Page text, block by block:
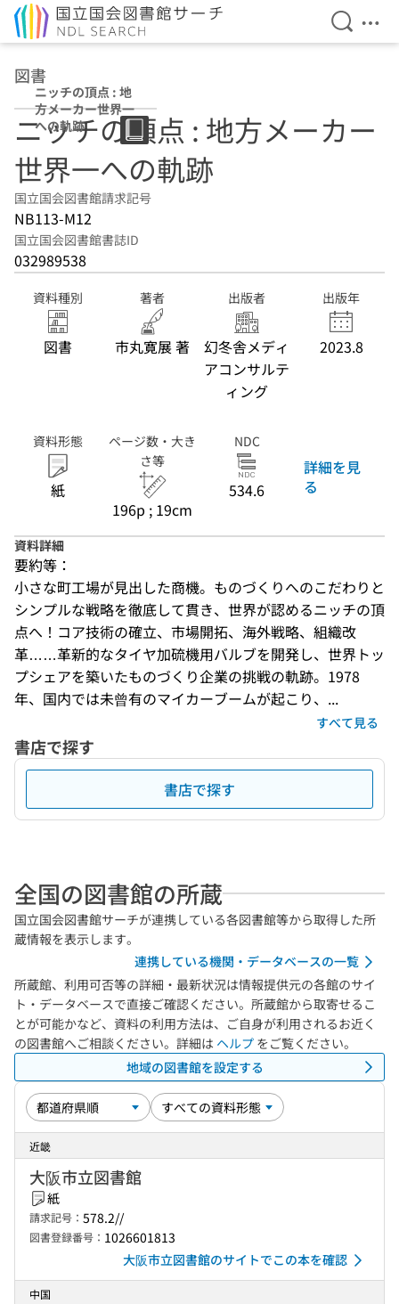
検索を
メ
図書
ニッチの頂点 : 地
方メーカー世界一
への軌跡
ニッチの頂点 : 地方メーカー
世界一への軌跡
国立国会図書館請求記号
NB113-M12
国立国会図書館書誌ID
032989538
資料種別
図書
著者
市丸寛展 著
出版者
幻冬舎メディ
アコンサルテ
ィング
出版年
2023.8
資料形態
紙
ページ数・大き
さ等
196p ; 19cm
NDC
534.6
詳細を見
る
資料詳細
要約等：
小さな町工場が見出した商機。ものづくりへのこだわりと
シンプルな戦略を徹底して貫き、世界が認めるニッチの頂
点へ！コア技術の確立、市場開拓、海外戦略、組織改
革……革新的なタイヤ加硫機用バルブを開発し、世界トッ
プシェアを築いたものづくり企業の挑戦の軌跡。1978
年、国内では未曾有のマイカーブームが起こり、...
すべて見る
書店で探す
書店で探す
全国の図書館の所蔵
国立国会図書館サーチが連携している各図書館等から取得した所
蔵情報を表示します。
連携している機関・データベースの一覧
所蔵館、利用可否等の詳細・最新状況は情報提供元の各館のサイ
ト・データベースで直接ご確認ください。所蔵館から取寄せるこ
とが可能かなど、資料の利用方法は、ご自身が利用されるお近く
の図書館へご相談ください。詳細は ヘルプ をご覧ください。
地域の図書館を設定する
近畿
大阪市立図書館
紙
請求記号： 578.2//
図書登録番号： 1026601813
大阪市立図書館のサイトでこの本を確認
中国